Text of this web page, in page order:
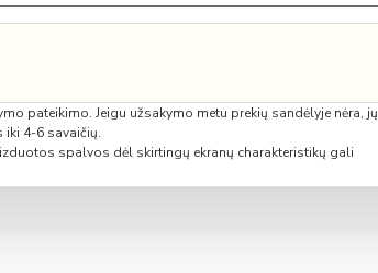
(su tenu)
ERV (integruotas LAN modulis)
pateikimo. Jeigu užsakymo metu prekių sandėlyje nėra, jų
4-6 savaičių.
spalvos dėl skirtingų ekranų charakteristikų gali